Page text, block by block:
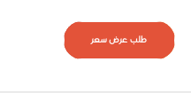
طلب عرض سعر